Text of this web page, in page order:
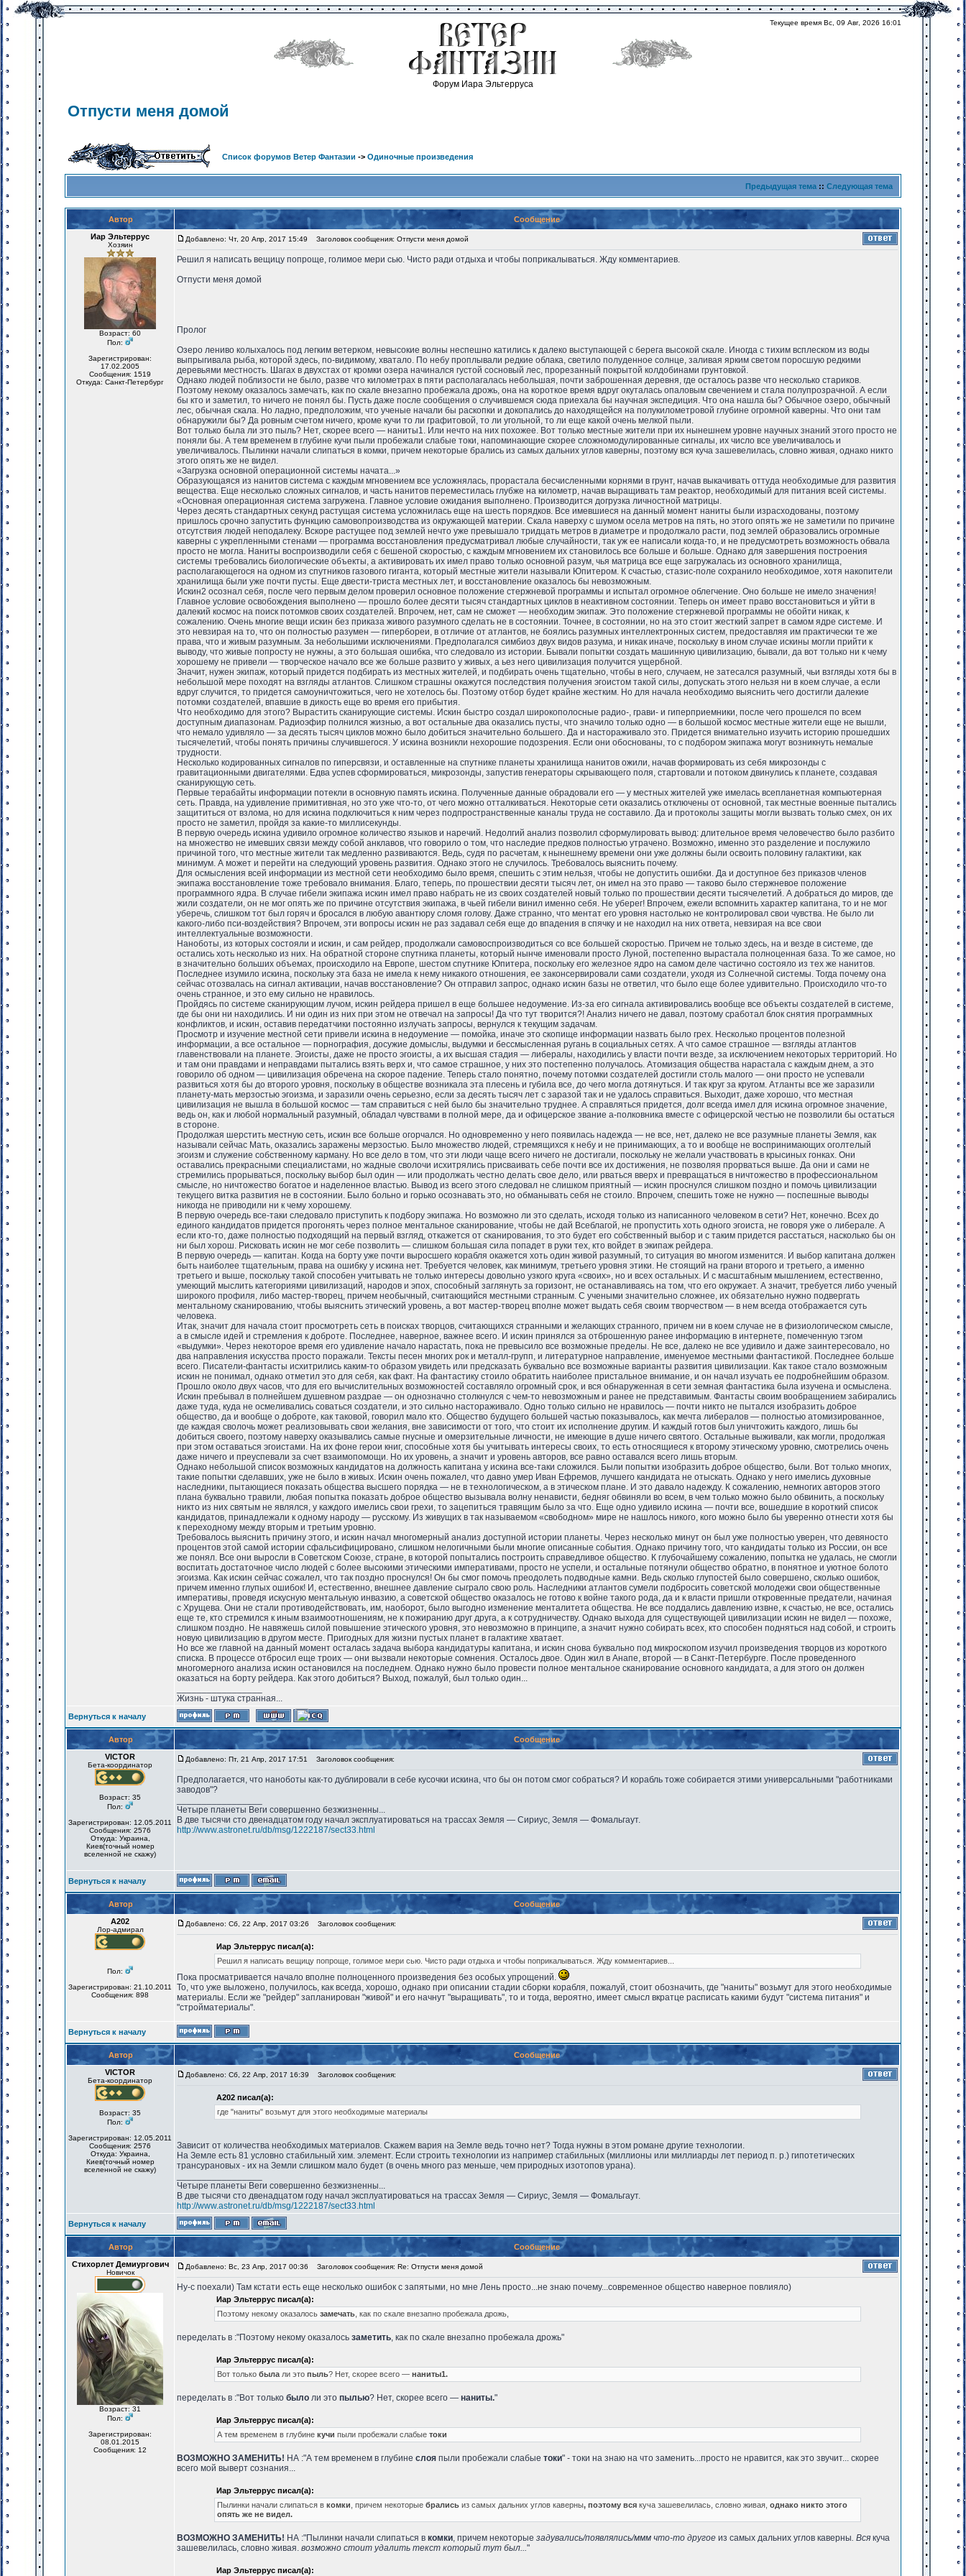
Форум Иара Эльтерруса
Текущее время Вс, 09 Авг, 2026 16:01
Отпусти меня домой
Список форумов Ветер Фантазии -> Одиночные произведения
Предыдущая тема :: Следующая тема
Автор
Сообщение
Иар Эльтеррус
Хозяин
Возраст: 60
Пол:
Зарегистрирован:
17.02.2005
Сообщения: 1519
Откуда: Санкт-Петербург
Добавлено: Чт, 20 Апр, 2017 15:49 Заголовок сообщения: Отпусти меня домой
Решил я написать вещицу попроще, голимое мери сью. Чисто ради отдыха и чтобы поприкалываться. Жду комментариев.
Отпусти меня домой
Пролог
Озеро лениво колыхалось под легким ветерком, невысокие волны неспешно катились к далеко выступающей с берега высокой скале. Иногда с тихим всплеском из воды
выпрыгивала рыба, которой здесь, по-видимому, хватало. По небу проплывали редкие облака, светило полуденное солнце, заливая ярким светом поросшую редкими
деревьями местность. Шагах в двухстах от кромки озера начинался густой сосновый лес, прорезанный покрытой колдобинами грунтовкой.
Однако людей поблизости не было, разве что километрах в пяти располагалась небольшая, почти заброшенная деревня, где осталось разве что несколько стариков.
Поэтому некому оказалось замечать, как по скале внезапно пробежала дрожь, она на короткое время вдруг окуталась опаловым свечением и стала полупрозрачной. А если
бы кто и заметил, то ничего не понял бы. Пусть даже после сообщения о случившемся сюда приехала бы научная экспедиция. Что она нашла бы? Обычное озеро, обычный
лес, обычная скала. Но ладно, предположим, что ученые начали бы раскопки и докопались до находящейся на полукилометровой глубине огромной каверны. Что они там
обнаружили бы? Да ровным счетом ничего, кроме кучи то ли графитовой, то ли угольной, то ли еще какой очень мелкой пыли.
Вот только была ли это пыль? Нет, скорее всего — наниты1. Или нечто на них похожее. Вот только местные жители при их нынешнем уровне научных знаний этого просто не
поняли бы. А тем временем в глубине кучи пыли пробежали слабые токи, напоминающие скорее сложномодулированные сигналы, их число все увеличивалось и
увеличивалось. Пылинки начали слипаться в комки, причем некоторые брались из самых дальних углов каверны, поэтому вся куча зашевелилась, словно живая, однако никто
этого опять же не видел.
«Загрузка основной операционной системы начата...»
Образующаяся из нанитов система с каждым мгновением все усложнялась, прорастала бесчисленными корнями в грунт, начав выкачивать оттуда необходимые для развития
вещества. Еще несколько сложных сигналов, и часть нанитов переместилась глубже на километр, начав выращивать там реактор, необходимый для питания всей системы.
«Основная операционная система загружена. Главное условие ожидания выполнено. Производится догрузка личностной матрицы.
Через десять стандартных секунд растущая система усложнилась еще на шесть порядков. Все имевшиеся на данный момент наниты были израсходованы, поэтому
пришлось срочно запустить функцию самовопроизводства из окружающей материи. Скала наверху с шумом осела метров на пять, но этого опять же не заметили по причине
отсутствия людей неподалеку. Вскоре растущее под землей нечто уже превышало тридцать метров в диаметре и продолжало расти, под землей образовались огромные
каверны с укрепленными стенами — программа восстановления предусматривал любые случайности, так уж ее написали когда-то, и не предусмотреть возможность обвала
просто не могла. Наниты воспроизводили себя с бешеной скоростью, с каждым мгновением их становилось все больше и больше. Однако для завершения построения
системы требовались биологические объекты, а активировать их имел право только основной разум, чья матрица все еще загружалась из основного хранилища,
располагающегося на одном из спутников газового гиганта, который местные жители называли Юпитером. К счастью, стазис-поле сохранило необходимое, хотя накопители
хранилища были уже почти пусты. Еще двести-триста местных лет, и восстановление оказалось бы невозможным.
Искин2 осознал себя, после чего первым делом проверил основное положение стержневой программы и испытал огромное облегчение. Оно больше не имело значения!
Главное условие освобождения выполнено — прошло более десяти тысяч стандартных циклов в неактивном состоянии. Теперь он имеет право восстановиться и уйти в
далекий космос на поиск потомков своих создателей. Впрочем, нет, сам не сможет — необходим экипаж. Это положение стержневой программы не обойти никак, к
сожалению. Очень многие вещи искин без приказа живого разумного сделать не в состоянии. Точнее, в состоянии, но на это стоит жесткий запрет в самом ядре системе. И
это невзирая на то, что он полностью разумен — гипербореи, в отличие от атлантов, не боялись разумных интеллектронных систем, предоставляя им практически те же
права, что и живым разумным. За небольшими исключениями. Предполагался симбиоз двух видов разума, и никак иначе, поскольку в ином случае искины могли прийти к
выводу, что живые попросту не нужны, а это большая ошибка, что следовало из истории. Бывали попытки создать машинную цивилизацию, бывали, да вот только ни к чему
хорошему не привели — творческое начало все же больше развито у живых, а ьез него цивилизация получится ущербной.
Значит, нужен экипаж, который придется подбирать из местных жителей, и подбирать очень тщательно, чтобы в него, случаем, не затесался разумный, чьи взгляды хотя бы в
небольшой мере походят на взгляды атлантов. Слишком страшны окажутся последствия получения эгоистом такой силы, допускать этого нельзя ни в коем случае, а если
вдруг случится, то придется самоуничтожиться, чего не хотелось бы. Поэтому отбор будет крайне жестким. Но для начала необходимо выяснить чего достигли далекие
потомки создателей, впавшие в дикость еще во время его прибытия.
Что необходимо для этого? Вырастить сканирующие системы. Искин быстро создал широкополосные радио-, грави- и гиперприемники, после чего прошелся по всем
доступным диапазонам. Радиоэфир полнился жизнью, а вот остальные два оказались пусты, что значило только одно — в большой космос местные жители еще не вышли,
что немало удивляло — за десять тысяч циклов можно было добиться значительно большего. Да и настораживало это. Придется внимательно изучить историю прошедших
тысячелетий, чтобы понять причины случившегося. У искина возникли нехорошие подозрения. Если они обоснованы, то с подбором экипажа могут возникнуть немалые
трудности.
Несколько кодированных сигналов по гиперсвязи, и оставленные на спутнике планеты хранилища нанитов ожили, начав формировать из себя микрозонды с
гравитационными двигателями. Едва успев сформироваться, микрозонды, запустив генераторы скрывающего поля, стартовали и потоком двинулись к планете, создавая
сканирующую сеть.
Первые терабайты информации потекли в основную память искина. Полученные данные обрадовали его — у местных жителей уже имелась всепланетная компьютерная
сеть. Правда, на удивление примитивная, но это уже что-то, от чего можно отталкиваться. Некоторые сети оказались отключены от основной, так местные военные пытались
защититься от взлома, но для искина подключиться к ним через подпространственные каналы труда не составило. Да и протоколы защиты могли вызвать только смех, он их
просто не заметил, пройдя за какие-то миллисекунды.
В первую очередь искина удивило огромное количество языков и наречий. Недолгий анализ позволил сформулировать вывод: длительное время человечество было разбито
на множество не имевших связи между собой анклавов, что говорило о том, что наследие предков полностью утрачено. Возможно, именно это разделение и послужило
причиной того, что местные жители так медленно развиваются. Ведь, судя по расчетам, к нынешнему времени они уже должны были освоить половину галактики, как
минимум. А может и перейти на следующий уровень развития. Однако этого не случилось. Требовалось выяснить почему.
Для осмысления всей информации из местной сети необходимо было время, спешить с этим нельзя, чтобы не допустить ошибки. Да и доступное без приказов членов
экипажа восстановление тоже требовало внимания. Благо, теперь, по прошествии десяти тысяч лет, он имел на это право — таково было стержневое положение
программного ядра. В случае гибели экипажа искин имел право набрать не из своих создателей новый только по прошествии десяти тысячелетий. А добраться до миров, где
жили создатели, он не мог опять же по причине отсутствия экипажа, в чьей гибели винил именно себя. Не уберег! Впрочем, ежели вспомнить характер капитана, то и не мог
уберечь, слишком тот был горяч и бросался в любую авантюру сломя голову. Даже странно, что ментат его уровня настолько не контролировал свои чувства. Не было ли
какого-либо пси-воздействия? Впрочем, эти вопросы искин не раз задавал себя еще до впадения в спячку и не находил на них ответа, невзирая на все свои
интеллектуальные возможности.
Наноботы, из которых состояли и искин, и сам рейдер, продолжали самовоспроизводиться со все большей скоростью. Причем не только здесь, на и везде в системе, где
остались хоть несколько из них. На обратной стороне спутника планеты, который нынче именовали просто Луной, постепенно вырастала полноценная база. То же самое, но
в значительно больших объемах, происходило на Европе, шестом спутнике Юпитера, поскольку его железное ядро на самом деле частично состояло из тех же нанитов.
Последнее изумило искина, поскольку эта база не имела к нему никакого отношения, ее законсервировали сами создатели, уходя из Солнечной системы. Тогда почему она
сейчас отозвалась на сигнал активации, начав восстановление? Он отправил запрос, однако искин базы не ответил, что было еще более удивительно. Происходило что-то
очень странное, и это ему сильно не нравилось.
Пройдясь по системе сканирующим лучом, искин рейдера пришел в еще большее недоумение. Из-за его сигнала активировались вообще все объекты создателей в системе,
где бы они ни находились. И ни один из них при этом не отвечал на запросы! Да что тут творится?! Анализ ничего не давал, поэтому сработал блок снятия программных
конфликтов, и искин, оставив передатчики постоянно излучать запросы, вернулся к текущим задачам.
Просмотр и изучение местной сети привели искина в недоумение — помойка, иначе это скопище информации назвать было грех. Несколько процентов полезной
информации, а все остальное — порнография, досужие домыслы, выдумки и бессмысленная ругань в социальных сетях. А что самое страшное — взгляды атлантов
главенствовали на планете. Эгоисты, даже не просто эгоисты, а их высшая стадия — либералы, находились у власти почти везде, за исключением некоторых территорий. Но
и там они правдами и неправдами пытались взять верх и, что самое страшное, у них это постепенно получалось. Атомизация общества нарастала с каждым днем, а это
говорило об одном — цивилизация обречена на скорое падение. Теперь стало понятно, почему потомки создателей достигли столь малого — они просто не успевали
развиться хотя бы до второго уровня, поскольку в обществе возникала эта плесень и губила все, до чего могла дотянуться. И так круг за кругом. Атланты все же заразили
планету-мать мерзостью эгоизма, и заразили очень серьезно, если за десять тысяч лет с заразой так и не удалось справиться. Выходит, даже хорошо, что местная
цивилизация не вышла в большой космос — там справиться с ней было бы значительно труднее. А справляться придется, долг всегда имел для искина огромное значение,
ведь он, как и любой нормальный разумный, обладал чувствами в полной мере, да и офицерское звание а-полковника вместе с офицерской честью не позволили бы остаться
в стороне.
Продолжая шерстить местную сеть, искин все больше огорчался. Но одновременно у него появилась надежда — не все, нет, далеко не все разумные планеты Земля, как
называли сейчас Мать, оказались заражены мерзостью. Было множество людей, стремящихся к небу и не принимающих, а то и вообще не воспринимающих оголтелый
эгоизм и служение собственному карману. Но все дело в том, что эти люди чаще всего ничего не достигали, поскольку не желали участвовать в крысиных гонках. Они
оставались прекрасными специалистами, но жадные сволочи исхитрялись присваивать себе почти все их достижения, не позволяя прорваться выше. Да они и сами не
стремились прорываться, поскольку выбор был один — или продолжать честно делать свое дело, или рваться вверх и превращаться в ничтожество в профессиональном
смысле, но ничтожество богатое и наделенное властью. Вывод из всего этого следовал не слишком приятный — искин проснулся слишком поздно и помочь цивилизации
текущего витка развития не в состоянии. Было больно и горько осознавать это, но обманывать себя не стоило. Впрочем, спешить тоже не нужно — поспешные выводы
никогда не приводили ни к чему хорошему.
В первую очередь все-таки следовало приступить к подбору экипажа. Но возможно ли это сделать, исходя только из написанного человеком в сети? Нет, конечно. Всех до
единого кандидатов придется прогонять через полное ментальное сканирование, чтобы не дай Всеблагой, не пропустить хоть одного эгоиста, не говоря уже о либерале. А
если кто-то, даже полностью подходящий на первый взгляд, откажется от сканирования, то это будет его собственный выбор и с таким придется расстаться, насколько бы он
ни был хорош. Рисковать искин не мог себе позволить — слишком большая сила попадет в руки тех, кто войдет в экипаж рейдера.
В первую очередь — капитан. Когда на борту уже почти выросшего корабля окажется хоть один живой разумный, то ситуация во многом изменится. И выбор капитана должен
быть наиболее тщательным, права на ошибку у искина нет. Требуется человек, как минимум, третьего уровня этики. Не стоящий на грани второго и третьего, а именно
третьего и выше, поскольку такой способен учитывать не только интересы довольно узкого круга «своих», но и всех остальных. И с масштабным мышлением, естественно,
умеющий мыслить категориями цивилизаций, народов и эпох, способный заглянуть за горизонт, не останавливаясь на том, что его окружает. А значит, требуется либо ученый
широкого профиля, либо мастер-творец, причем необычный, считающийся местными странным. С учеными значительно сложнее, их обязательно нужно подвергать
ментальному сканированию, чтобы выяснить этический уровень, а вот мастер-творец вполне может выдать себя своим творчеством — в нем всегда отображается суть
человека.
Итак, значит для начала стоит просмотреть сеть в поисках творцов, считающихся странными и желающих странного, причем ни в коем случае не в физиологическом смысле,
а в смысле идей и стремления к доброте. Последнее, наверное, важнее всего. И искин принялся за отброшенную ранее информацию в интернете, помеченную тэгом
«выдумки». Через некоторое время его удивление начало нарастать, пока не превысило все возможные пределы. Не все, далеко не все удивило и даже заинтересовало, но
два направления искусства просто поражали. Тексты песен многих рок и металл-групп, и литературное направление, именуемое местными фантастикой. Последнее больше
всего. Писатели-фантасты исхитрились каким-то образом увидеть или предсказать буквально все возможные варианты развития цивилизации. Как такое стало возможным
искин не понимал, однако отметил это для себя, как факт. На фантастику стоило обратить наиболее пристальное внимание, и он начал изучать ее подробнейшим образом.
Прошло около двух часов, что для его вычислительных возможностей составляло огромный срок, и вся обнаруженная в сети земная фантастика была изучена и осмыслена.
Искин пребывал в полнейшем душевном раздрае — он однозначно столкнулся с чем-то невозможным и ранее не представимым. Фантасты своим вообращением забирались
даже туда, куда не осмеливались соваться создатели, и это сильно настораживало. Одно только сильно не нравилось — почти никто не пытался изобразить доброе
общество, да и вообще о доброте, как таковой, говорил мало кто. Общество будущего большей частью показывалось, как мечта либералов — полностью атомизированное,
где каждая сволочь может реализовывать свои желания, вне зависимости от того, что стоит их исполнение другим. И каждый готов был уничтожить каждого, лишь бы
добиться своего, поэтому наверху оказывались самые гнусные и омерзительные личности, не имеющие в душе ничего святого. Остальные выживали, как могли, продолжая
при этом оставаться эгоистами. На их фоне герои книг, способные хотя бы учитывать интересы своих, то есть относящиеся к второму этическому уровню, смотрелись очень
даже ничего и преуспевали за счет взаимопомощи. Но их уровень, а значит и уровень авторов, все равно оставался всего лишь вторым.
Однако небольшой список возможных кандидатов на должность капитана у искина все-таки сложился. Были попытки изобразить доброе общество, были. Вот только многих,
такие попытки сделавших, уже не было в живых. Искин очень пожалел, что давно умер Иван Ефремов, лучшего кандидата не отыскать. Однако у него имелись духовные
наследники, пытающиеся показать общества высшего порядка — не в технологическом, а в этическом плане. И это давало надежду. К сожалению, немногих авторов этого
плана буквально травили, любая попытка показать доброе общество вызывала волну ненависти, бедняг обвиняли во всем, в чем только можно было обвинить, а поскольку
никто из них святым не являлся, у каждого имелись свои грехи, то зацепиться травящим было за что. Еще одно удивило искина — почти все, вошедшие в короткий список
кандидатов, принадлежали к одному народу — русскому. Из живущих в так называемом «свободном» мире не нашлось никого, кого можно было бы уверенно отнести хотя бы
к переходному между вторым и третьим уровню.
Требовалось выяснить причину этого, и искин начал многомерный анализ доступной истории планеты. Через несколько минут он был уже полностью уверен, что девяносто
процентов этой самой истории сфальсифицировано, слишком нелогичными были многие описанные события. Однако причину того, что кандидаты только из России, он все
же понял. Все они выросли в Советском Союзе, стране, в которой попытались построить справедливое общество. К глубочайшему сожалению, попытка не удалась, не смогли
воспитать достаточное число людей с более высокими этическими императивами, просто не успели, и остальные потянули общество обратно, в понятное и уютное болото
эгоизма. Как искин сейчас сожалел, что так поздно проснулся! Он бы смог помочь преодолеть подводные камни. Ведь сколько глупостей было совершено, сколько ошибок,
причем именно глупых ошибок! И, естественно, внешнее давление сыграло свою роль. Наследники атлантов сумели подбросить советской молодежи свои общественные
императивы, проведя искусную ментальную инвазию, а советской общество оказалось не готово к войне такого рода, да и к власти пришли откровенные предатели, начиная
с Хрущева. Они не стали противодействовать, им, наоборот, было выгодно изменение менталитета общества. Не все поддались давлению извне, к счастью, не все, остались
еще те, кто стремился к иным взаимоотношениям, не к пожиранию друг друга, а к сотрудничеству. Однако выхода для существующей цивилизации искин не видел — похоже,
слишком поздно. Не навяжешь силой повышение этического уровня, это невозможно в принципе, а значит нужно собирать всех, кто способен подняться над собой, и строить
новую цивилизацию в другом месте. Пригодных для жизни пустых планет в галактике хватает.
Но все же главной на данный момент осталась задача выбора кандидатуры капитана, и искин снова буквально под микроскопом изучил произведения творцов из короткого
списка. В процессе отбросил еще троих — они вызвали некоторые сомнения. Осталось двое. Один жил в Анапе, второй — в Санкт-Петербурге. После проведенного
многомерного анализа искин остановился на последнем. Однако нужно было провести полное ментальное сканирование основного кандидата, а для этого он должен
оказаться на борту рейдера. Как этого добиться? Выход, пожалуй, был только один...
Жизнь - штука странная...
Вернуться к началу
Автор
Сообщение
VICTOR
Бета-координатор
Возраст: 35
Пол:
Зарегистрирован: 12.05.2011
Сообщения: 2576
Откуда: Украина,
Киев(точный номер
вселенной не скажу)
Добавлено: Пт, 21 Апр, 2017 17:51 Заголовок сообщения:
Предполагается, что наноботы как-то дублировали в себе кусочки искина, что бы он потом смог собраться? И корабль тоже собирается этими универсальными "работниками
заводов"?
Четыре планеты Веги совершенно безжизненны...
В две тысячи сто двенадцатом году начал эксплуатироваться на трассах Земля — Сириус, Земля — Фомальгаут.
http://www.astronet.ru/db/msg/1222187/sect33.html
Вернуться к началу
Автор
Сообщение
А202
Лор-адмирал
Пол:
Зарегистрирован: 21.10.2011
Сообщения: 898
Добавлено: Сб, 22 Апр, 2017 03:26 Заголовок сообщения:
Иар Эльтеррус писал(а):
Решил я написать вещицу попроще, голимое мери сью. Чисто ради отдыха и чтобы поприкалываться. Жду комментариев...
Пока просматривается начало вполне полноценного произведения без особых упрощений.
То, что уже выложено, получилось, как всегда, хорошо, однако при описании стадии сборки корабля, пожалуй, стоит обозначить, где "наниты" возьмут для этого необходимые
материалы. Если же "рейдер" запланирован "живой" и его начнут "выращивать", то и тогда, вероятно, имеет смысл вкратце расписать какими будут "система питания" и
"стройматериалы".
Вернуться к началу
Автор
Сообщение
VICTOR
Бета-координатор
Возраст: 35
Пол:
Зарегистрирован: 12.05.2011
Сообщения: 2576
Откуда: Украина,
Киев(точный номер
вселенной не скажу)
Добавлено: Сб, 22 Апр, 2017 16:39 Заголовок сообщения:
А202 писал(а):
где "наниты" возьмут для этого необходимые материалы
Зависит от количества необходимых материалов. Скажем вария на Земле ведь точно нет? Тогда нужны в этом романе другие технологии.
На Земле есть 81 условно стабильный хим. элемент. Если строить технологии из например стабильных (миллионы или миллиарды лет период п. р.) гипотетических
трансурановых - их на Земли слишком мало будет (в очень много раз меньше, чем природных изотопов урана).
Четыре планеты Веги совершенно безжизненны...
В две тысячи сто двенадцатом году начал эксплуатироваться на трассах Земля — Сириус, Земля — Фомальгаут.
http://www.astronet.ru/db/msg/1222187/sect33.html
Вернуться к началу
Автор
Сообщение
Стихорлет Демиургович
Новичок
Возраст: 31
Пол:
Зарегистрирован:
08.01.2015
Сообщения: 12
Добавлено: Вс, 23 Апр, 2017 00:36 Заголовок сообщения: Re: Отпусти меня домой
Ну-с поехали) Там кстати есть еще несколько ошибок с запятыми, но мне Лень просто...не знаю почему...современное общество наверное повлияло)
Иар Эльтеррус писал(а):
Поэтому некому оказалось замечать, как по скале внезапно пробежала дрожь,
переделать в :"Поэтому некому оказалось заметить, как по скале внезапно пробежала дрожь"
Иар Эльтеррус писал(а):
Вот только былали это пыль? Нет, скорее всего — наниты1.
переделать в :"Вот только было ли это пылью? Нет, скорее всего — наниты."
Иар Эльтеррус писал(а):
А тем временем в глубине кучи пыли пробежали слабые токи
ВОЗМОЖНО ЗАМЕНИТЬ! НА :"А тем временем в глубине слоя пыли пробежали слабые токи" - токи на знаю на что заменить...просто не нравится, как это звучит... скорее
всего мой выверт сознания...
Иар Эльтеррус писал(а):
Пылинки начали слипаться в комки , причем некоторые бралисьиз самых дальних углов каверны, поэтому всякуча зашевелилась, словно живая, однако никто этого
опять же не видел.
ВОЗМОЖНО ЗАМЕНИТЬ! НА :"Пылинки начали слипаться в комки, причем некоторые задувались/появлялись/ммм что-то другое из самых дальних углов каверны. Вся куча
зашевелилась, словно живая. возможно стоит удалить текст который тут был..."
Иар Эльтеррус писал(а):